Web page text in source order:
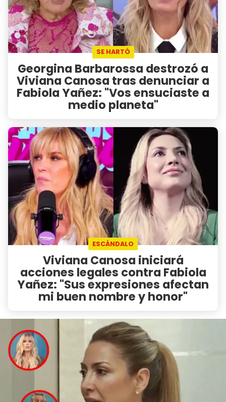
SE HARTÓ
Georgina Barbarossa destrozó a
Viviana Canosa tras denunciar a
Fabiola Yañez: "Vos ensuciaste a
medio planeta"
ESCÁNDALO
Viviana Canosa iniciará
acciones legales contra Fabiola
Yañez: "Sus expresiones afectan
mi buen nombre y honor"